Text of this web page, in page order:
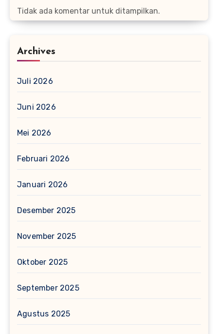
Tidak ada komentar untuk ditampilkan.
Archives
Juli 2026
Juni 2026
Mei 2026
Februari 2026
Januari 2026
Desember 2025
November 2025
Oktober 2025
September 2025
Agustus 2025